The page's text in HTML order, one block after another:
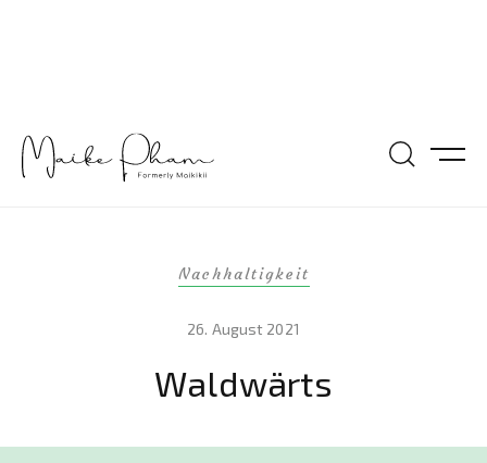
Nachhaltigkeit
26. August 2021
Waldwärts